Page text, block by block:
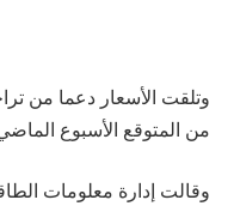
وتلقت الأسعار دعما من
من المتوقع الأسبوع
وقالت إدارة معلومات